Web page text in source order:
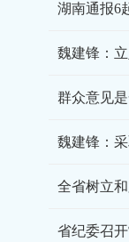
湖南通报6
魏建锋：
群众意见
魏建锋：
省纪委召